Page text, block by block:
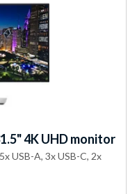
4K UHD monitor
USB-A, 3x USB-C, 2x